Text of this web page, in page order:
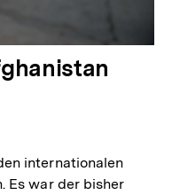
internationalen
Es war der bisher